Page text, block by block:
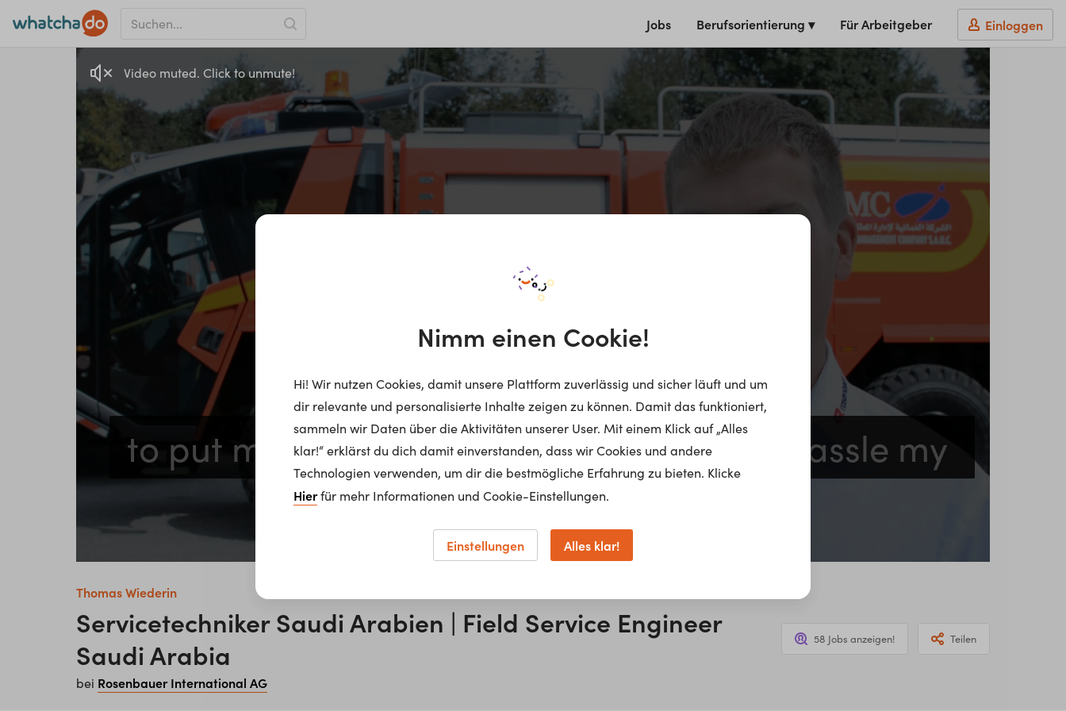
Jobs Berufsorientierung ▾ Für Arbeitgeber Einloggen
to put more effort into school and not to hassle my
sister so much.
Video muted. Click to unmute!
Thomas Wiederin
Servicetechniker Saudi Arabien | Field Service Engineer
Saudi Arabia
bei Rosenbauer International AG
58 Jobs anzeigen! Teilen
Nimm einen Cookie!
Hi! Wir nutzen Cookies, damit unsere Plattform zuverlässig und sicher läuft und um
dir relevante und personalisierte Inhalte zeigen zu können. Damit das funktioniert,
sammeln wir Daten über die Aktivitäten unserer User. Mit einem Klick auf „Alles
klar!“ erklärst du dich damit einverstanden, dass wir Cookies und andere
Technologien verwenden, um dir die bestmögliche Erfahrung zu bieten. Klicke
Hierfür mehr Informationen und Cookie-Einstellungen.
Einstellungen Alles klar!